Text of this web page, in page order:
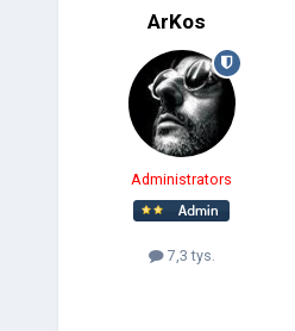
ArKos
Administrators
7,3 tys.